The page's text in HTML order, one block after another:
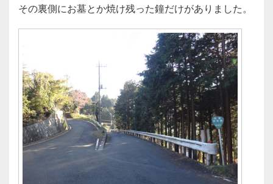
その裏側にお墓とか焼け残った鐘だけがありました。